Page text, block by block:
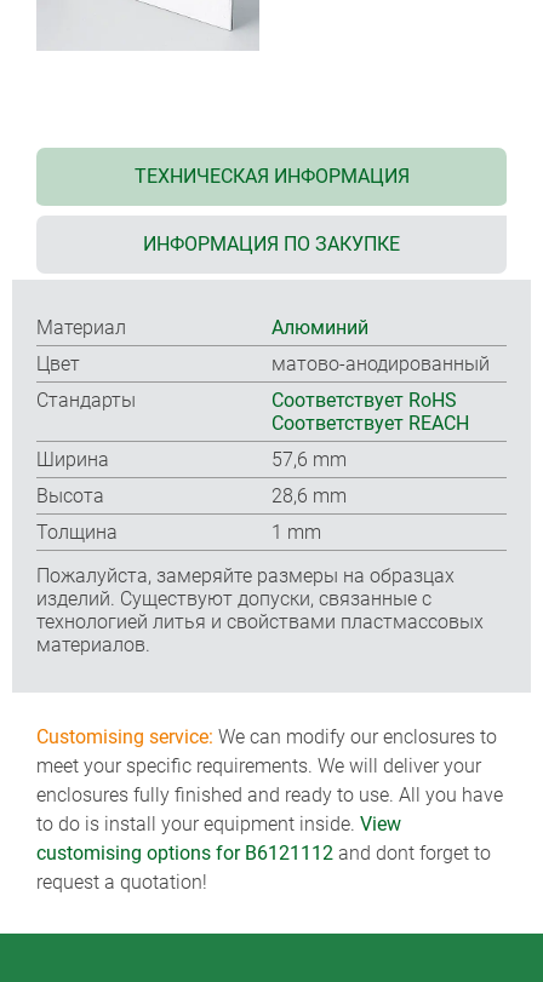
ТЕХНИЧЕСКАЯ ИНФОРМАЦИЯ
ИНФОРМАЦИЯ ПО ЗАКУПКЕ
Материал
Алюминий
Цвет
матово-анодированный
Стандарты
Соответствует RoHS
Соответствует REACH
Ширина
57,6 mm
Высота
28,6 mm
Толщина
1 mm
Пожалуйста, замеряйте размеры на образцах
изделий. Существуют допуски, связанные с
технологией литья и свойствами пластмассовых
материалов.
Customising service: We can modify our enclosures to
meet your specific requirements. We will deliver your
enclosures fully finished and ready to use. All you have
to do is install your equipment inside. View
customising options for B6121112 and dont forget to
request a quotation!